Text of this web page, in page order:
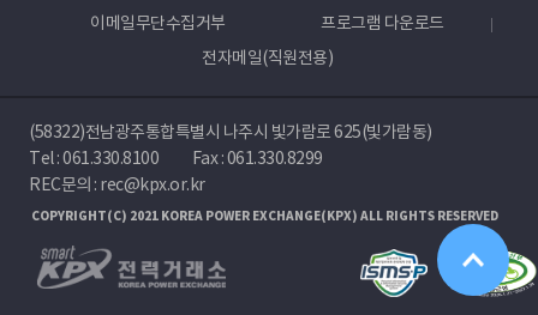
이메일무단수집거부
프로그램 다운로드
전자메일(직원전용)
(58322)전남광주통합특별시 나주시 빛가람로 625(빛가람동)
Tel :061.330.8100
Fax : 061.330.8299
REC문의 : rec@kpx.or.kr
COPYRIGHT(C) 2021 KOREA POWER EXCHANGE(KPX) ALL RIGHTS RESERVED